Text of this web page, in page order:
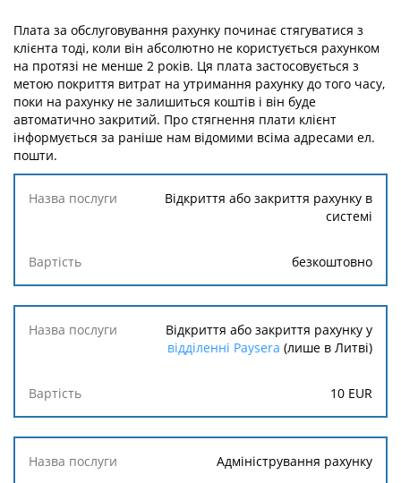
Плата за обслуговування рахунку починає стягуватися з
клієнта тоді, коли він абсолютно не користується рахунком
на протязі не менше 2 років. Ця плата застосовується з
метою покриття витрат на утримання рахунку до того часу,
поки на рахунку не залишиться коштів і він буде
автоматично закритий. Про стягнення плати клієнт
інформується за раніше нам відомими всіма адресами ел.
пошти.
Назва
Вартість
Відкриття або закриття рахунку в
системі
безкоштовно
Відкриття або закриття рахунку у
відділенні Paysera (лише в Литві)
10 EUR
Адміністрування рахунку